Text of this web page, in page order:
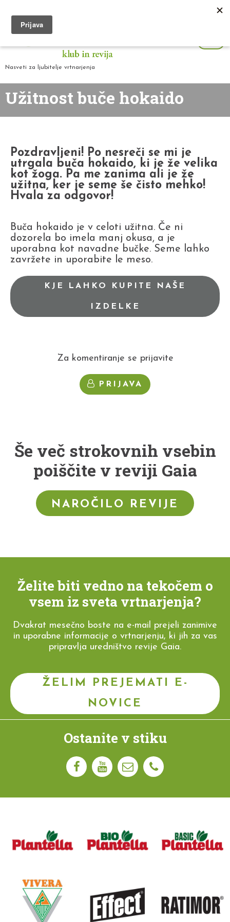
Nasveti za ljubitelje vrtnarjenja
Užitnost buče hokaido
Pozdravljeni! Po nesreči se mi je
utrgala buča hokaido, ki je že velika
kot žoga. Pa me zanima ali je že
užitna, ker je seme še čisto mehko!
Hvala za odgovor!
Buča hokaido je v celoti užitna. Če ni
dozorela bo imela manj okusa, a je
uporabna kot navadne bučke. Seme lahko
zavržete in uporabite le meso.
KJE LAHKO KUPITE NAŠE
IZDELKE
Za komentiranje se prijavite
PRIJAVA
Še več strokovnih vsebin
poiščite v reviji Gaia
NAROČILO REVIJE
Želite biti vedno na tekočem o
vsem iz sveta vrtnarjenja?
Dvakrat mesečno boste na e-mail prejeli zanimive
in uporabne informacije o vrtnarjenju, ki jih za vas
pripravlja uredništvo revije Gaia.
ŽELIM PREJEMATI E-
NOVICE
Ostanite v stiku